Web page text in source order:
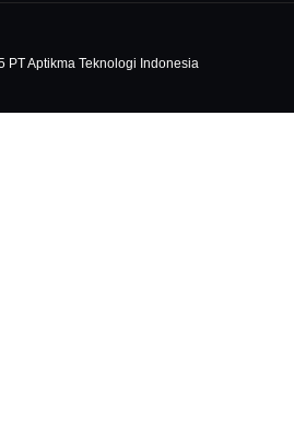
PT Aptikma Teknologi Indonesia